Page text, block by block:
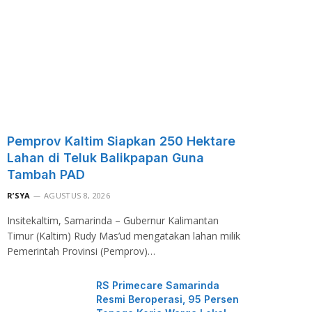
Pemprov Kaltim Siapkan 250 Hektare
Lahan di Teluk Balikpapan Guna
Tambah PAD
R’SYA AGUSTUS 8, 2026
Insitekaltim, Samarinda – Gubernur Kalimantan
Timur (Kaltim) Rudy Mas’ud mengatakan lahan milik
Pemerintah Provinsi (Pemprov)…
RS Primecare Samarinda
Resmi Beroperasi, 95 Persen